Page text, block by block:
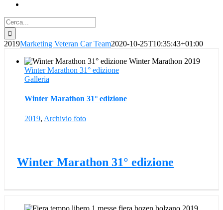
Cerca
per:
2019Marketing Veteran Car Team2020-10-25T10:35:43+01:00
Winter Marathon 31° edizione
Galleria
Winter Marathon 31° edizione
2019, Archivio foto
Winter Marathon 31° edizione